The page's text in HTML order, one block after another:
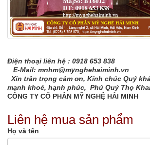
Điện thoại liên hệ : 0918 653 838
E-Mail: mnhm@mynghehaiminh.vn
Xin trân trọng cảm ơn, Kính chúc Quý
mạnh khoẻ, hạnh phúc, Phú Quý Thọ
CÔNG TY CỔ PHẦN MỸ NGHỆ HẢI MINH
Liên hệ mua sản phẩm
Họ và tên